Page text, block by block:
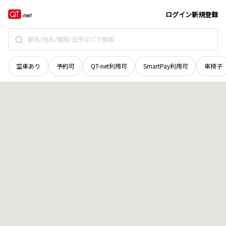
ログイン新規登録
空車あり 予約可 QT-net利用可 SmartPay利用可 車椅子
長野県